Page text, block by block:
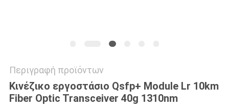
Περιγραφή προϊόντων
Κινέζικο εργοστάσιο Qsfp+ Module Lr 10km
Fiber Optic Transceiver 40g 1310nm